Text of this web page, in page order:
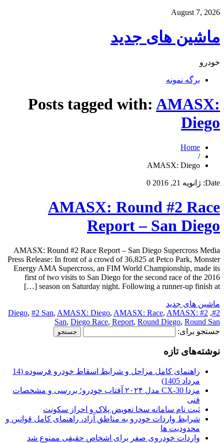
August 7, 2026
ماشین های جدید
خودرو
برگه نمونه
Posts tagged with: AMASX:
Diego
Home
/
AMASX: Diego
Date: ژانویه 21, 2016 0
AMASX: Round #2 Race
Report – San Diego
AMASX: Round #2 Race Report – San Diego Supercross Media
Press Release: In front of a crowd of 36,825 at Petco Park, Monster
Energy AMA Supercross, an FIM World Championship, made its
first of two visits to San Diego for the second race of the 2016
season on Saturday night. Following a runner-up finish at […]
ماشین های جدید
#2
,
#2 Diego
, #2 San, AMASX: Diego, AMASX: Race, AMASX:
San, Diego Race, Report, Round Diego, Round San
جستجو برای:
نوشته‌های تازه
راهنمای کامل مراحل و شرایط اسقاط خودرو فرسوده (14
مرداد 1405)
مزدا CX-30 مدل ۲۰۲۴ آفتاب خودرو؛ بررسی و مشخصات
فنی
ثبت نام سامانه سخا تعویض پلاک و احراز سکونت
شرایط واردات خودرو به مناطق آزاد، راهنمای کامل قوانین و
محدودیت ها
واردات خودروی صفر برای اشخاص حقیقی ممنوع شد